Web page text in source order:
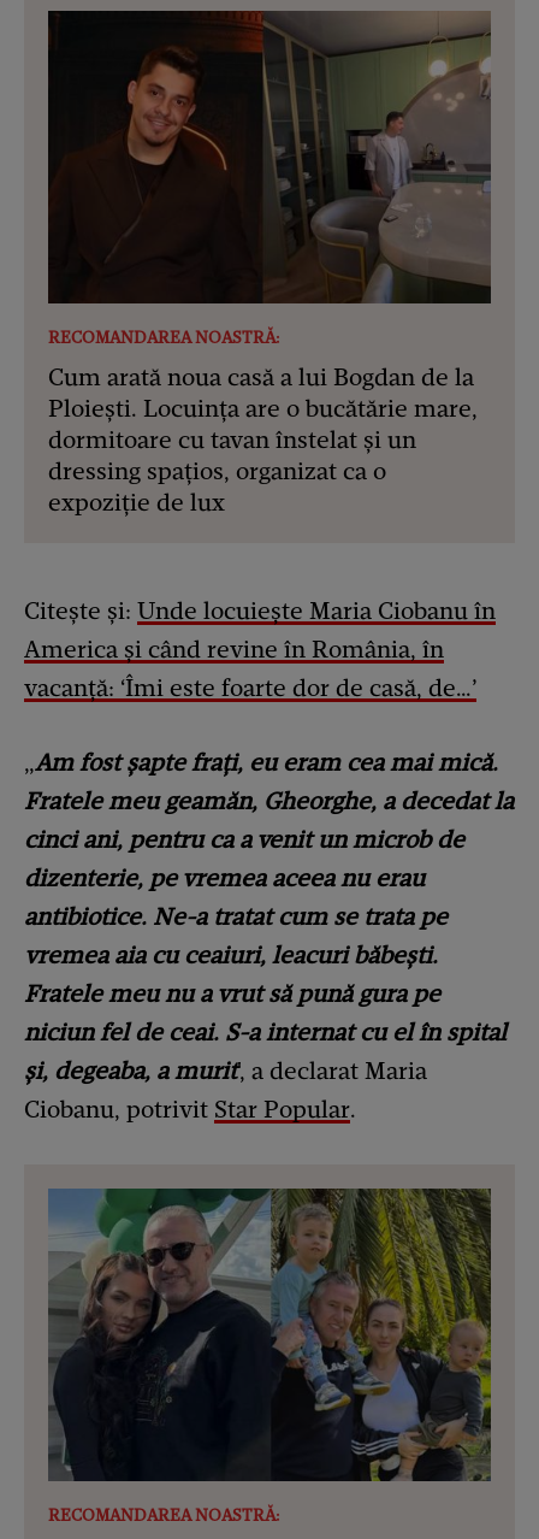
RECOMANDAREA NOASTRĂ:
Cum arată noua casă a lui Bogdan de la
Ploiești. Locuința are o bucătărie mare,
dormitoare cu tavan înstelat și un
dressing spațios, organizat ca o
expoziție de lux
Citește și: Unde locuiește Maria Ciobanu în
America și când revine în România, în
vacanță: ‘Îmi este foarte dor de casă, de…’
„Am fost șapte frați, eu eram cea mai mică.
Fratele meu geamăn, Gheorghe, a decedat la
cinci ani, pentru ca a venit un microb de
dizenterie, pe vremea aceea nu erau
antibiotice. Ne-a tratat cum se trata pe
vremea aia cu ceaiuri, leacuri băbești.
Fratele meu nu a vrut să pună gura pe
niciun fel de ceai. S-a internat cu el în spital
și, degeaba, a murit', a declarat Maria
Ciobanu, potrivit Star Popular.
RECOMANDAREA NOASTRĂ: